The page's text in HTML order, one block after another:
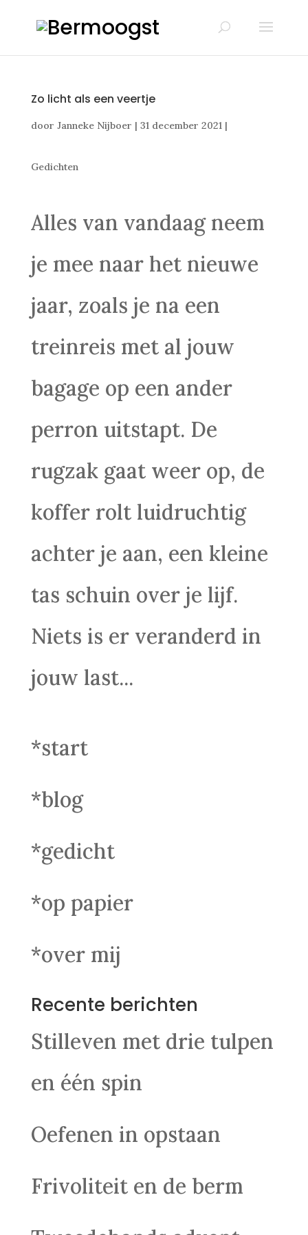
Zo licht als een veertje
door Janneke Nijboer | 31 december 2021|
Gedichten
Alles van vandaag neem
je mee naar het nieuwe
jaar, zoals je na een
treinreis met al jouw
bagage op een ander
perron uitstapt. De
rugzak gaat weer op, de
koffer rolt luidruchtig
achter je aan, een kleine
tas schuin over je lijf.
Niets is er veranderd in
jouw last...
*start
*blog
*gedicht
*op papier
*over mij
Recente berichten
Stilleven met drie tulpen
en één spin
Oefenen in opstaan
Frivoliteit en de berm